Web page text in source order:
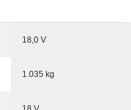
18,0 V
1.035 kg